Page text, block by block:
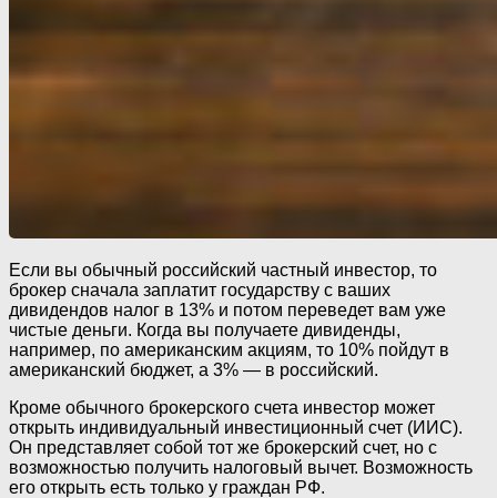
Если вы обычный российский частный инвестор, то
брокер сначала заплатит государству с ваших
дивидендов налог в 13% и потом переведет вам уже
чистые деньги. Когда вы получаете дивиденды,
например, по американским акциям, то 10% пойдут в
американский бюджет, а 3% — в российский.
Кроме обычного брокерского счета инвестор может
открыть индивидуальный инвестиционный счет (ИИС).
Он представляет собой тот же брокерский счет, но с
возможностью получить налоговый вычет. Возможность
его открыть есть только у граждан РФ.